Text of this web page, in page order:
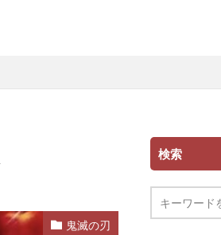
鬼滅の刃
検索